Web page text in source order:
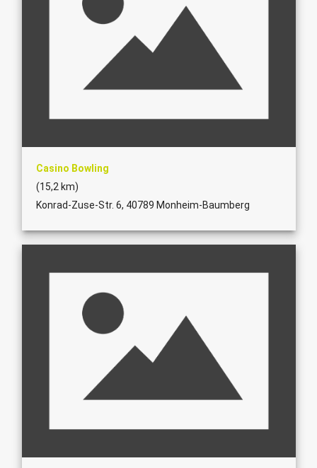
Casino Bowling
(15,2 km)
Konrad-Zuse-Str. 6, 40789 Monheim-Baumberg